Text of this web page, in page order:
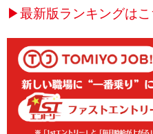
▶最新版ランキングはこ